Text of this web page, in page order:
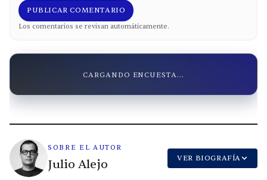
PUBLICAR COMENTARIO
Los comentarios se revisan automáticamente.
CARGANDO ENCUESTA...
SOBRE EL AUTOR
Julio Alejo VER BIOGRAFÍA